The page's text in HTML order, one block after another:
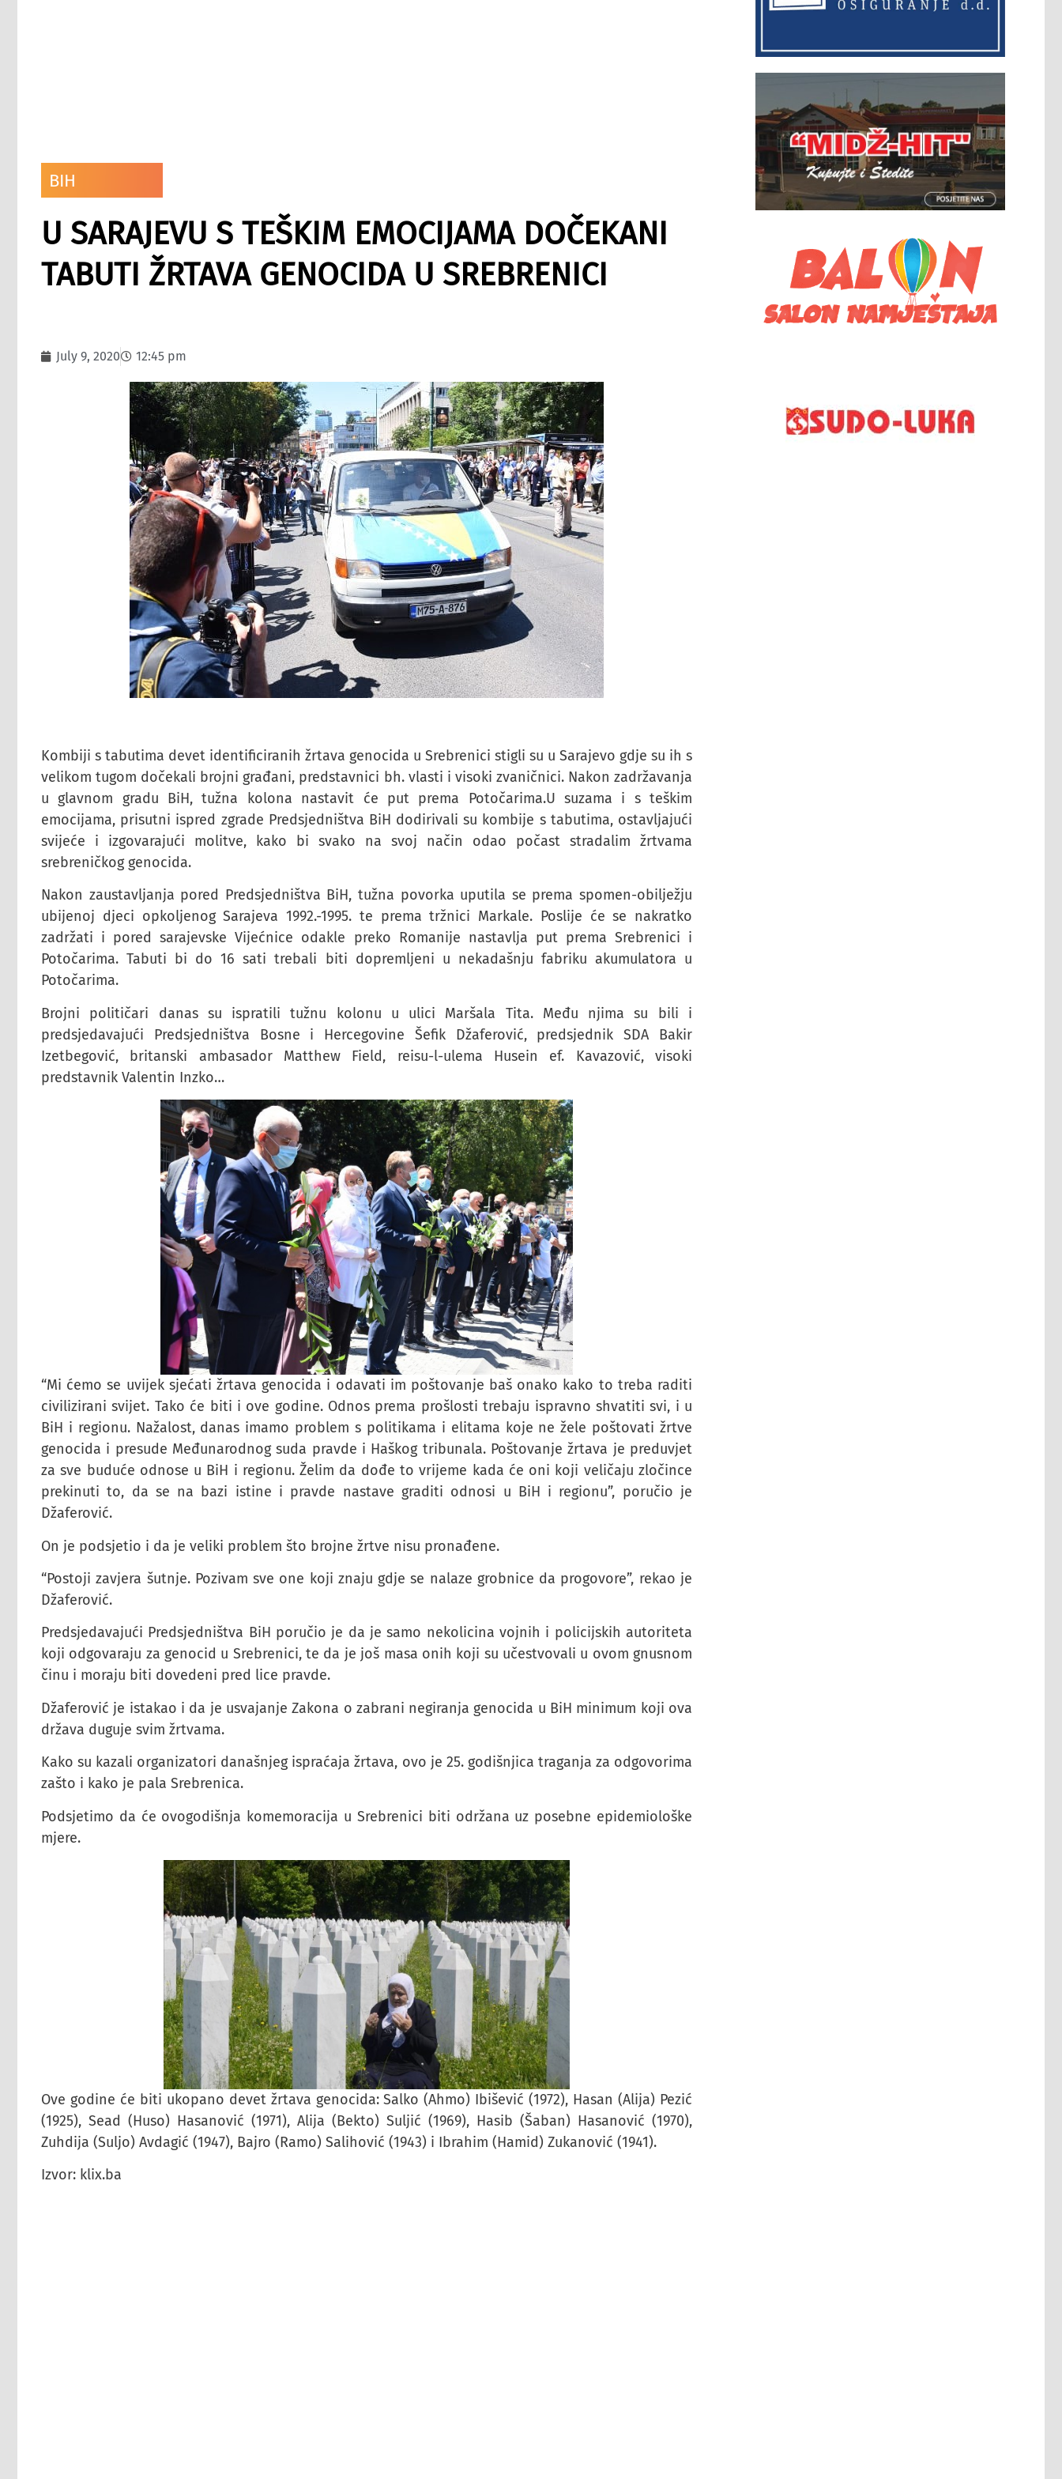
BIH
U SARAJEVU S TEŠKIM EMOCIJAMA DOČEKANI
TABUTI ŽRTAVA GENOCIDA U SREBRENICI
July 9, 2020 12:45 pm
Kombiji s tabutima devet identificiranih žrtava genocida u Srebrenici stigli su u Sarajevo gdje su ih s
velikom tugom dočekali brojni građani, predstavnici bh. vlasti i visoki zvaničnici. Nakon zadržavanja
u glavnom gradu BiH, tužna kolona nastavit će put prema Potočarima.U suzama i s teškim
emocijama, prisutni ispred zgrade Predsjedništva BiH dodirivali su kombije s tabutima, ostavljajući
svijeće i izgovarajući molitve, kako bi svako na svoj način odao počast stradalim žrtvama
srebreničkog genocida.
Nakon zaustavljanja pored Predsjedništva BiH, tužna povorka uputila se prema spomen-obilježju
ubijenoj djeci opkoljenog Sarajeva 1992.-1995. te prema tržnici Markale. Poslije će se nakratko
zadržati i pored sarajevske Vijećnice odakle preko Romanije nastavlja put prema Srebrenici i
Potočarima. Tabuti bi do 16 sati trebali biti dopremljeni u nekadašnju fabriku akumulatora u
Potočarima.
Brojni političari danas su ispratili tužnu kolonu u ulici Maršala Tita. Među njima su bili i
predsjedavajući Predsjedništva Bosne i Hercegovine Šefik Džaferović, predsjednik SDA Bakir
Izetbegović, britanski ambasador Matthew Field, reisu-l-ulema Husein ef. Kavazović, visoki
predstavnik Valentin Inzko…
“Mi ćemo se uvijek sjećati žrtava genocida i odavati im poštovanje baš onako kako to treba raditi
civilizirani svijet. Tako će biti i ove godine. Odnos prema prošlosti trebaju ispravno shvatiti svi, i u
BiH i regionu. Nažalost, danas imamo problem s politikama i elitama koje ne žele poštovati žrtve
genocida i presude Međunarodnog suda pravde i Haškog tribunala. Poštovanje žrtava je preduvjet
za sve buduće odnose u BiH i regionu. Želim da dođe to vrijeme kada će oni koji veličaju zločince
prekinuti to, da se na bazi istine i pravde nastave graditi odnosi u BiH i regionu”, poručio je
Džaferović.
On je podsjetio i da je veliki problem što brojne žrtve nisu pronađene.
“Postoji zavjera šutnje. Pozivam sve one koji znaju gdje se nalaze grobnice da progovore”, rekao je
Džaferović.
Predsjedavajući Predsjedništva BiH poručio je da je samo nekolicina vojnih i policijskih autoriteta
koji odgovaraju za genocid u Srebrenici, te da je još masa onih koji su učestvovali u ovom gnusnom
činu i moraju biti dovedeni pred lice pravde.
Džaferović je istakao i da je usvajanje Zakona o zabrani negiranja genocida u BiH minimum koji ova
država duguje svim žrtvama.
Kako su kazali organizatori današnjeg ispraćaja žrtava, ovo je 25. godišnjica traganja za odgovorima
zašto i kako je pala Srebrenica.
Podsjetimo da će ovogodišnja komemoracija u Srebrenici biti održana uz posebne epidemiološke
mjere.
Ove godine će biti ukopano devet žrtava genocida: Salko (Ahmo) Ibišević (1972), Hasan (Alija) Pezić
(1925), Sead (Huso) Hasanović (1971), Alija (Bekto) Suljić (1969), Hasib (Šaban) Hasanović (1970),
Zuhdija (Suljo) Avdagić (1947), Bajro (Ramo) Salihović (1943) i Ibrahim (Hamid) Zukanović (1941).
Izvor: klix.ba